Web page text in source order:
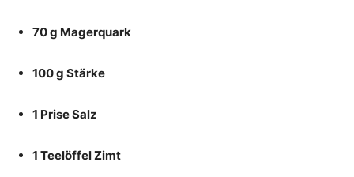
70 g Magerquark
100 g Stärke
1 Prise Salz
1 Teelöffel Zimt